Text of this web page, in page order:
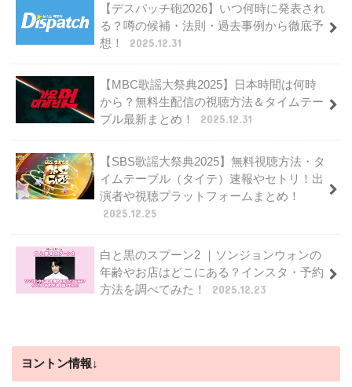
【デスパッチ砲2026】いつ何時に発表され
る？噂の候補・法則・過去事例から徹底予
想！
2025.12.31
【MBC歌謡大祭典2025】日本時間は何時
から？無料生配信の視聴方法＆タイムテー
ブル最新まとめ！
2025.12.31
【SBS歌謡大祭典2025】無料視聴方法・タ
イムテーブル（タイテ）速報やセトリ！出
演者や視聴プラットフォームまとめ！
2025.12.25
白と黒のスプーン2 ｜ソンジョンウォンの
年齢やお店はどこにある？インスタ・予約
方法を調べてみた！
2025.12.23
ヨントン情報↓